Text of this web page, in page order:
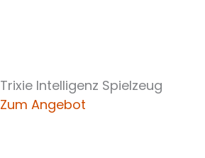
Trixie Intelligenz Spielzeug
Zum Angebot